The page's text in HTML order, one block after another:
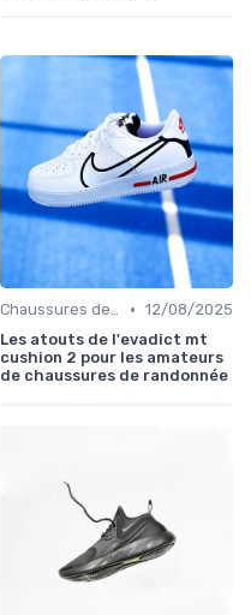
Chaussures de Sport • 12/08/2025
Les atouts de l'evadict mt
cushion 2 pour les amateurs
de chaussures de randonnée